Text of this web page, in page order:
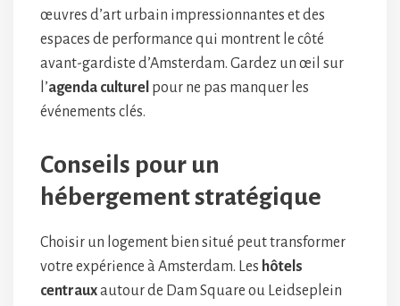
œuvres d’art urbain impressionnantes et des
espaces de performance qui montrent le côté
avant-gardiste d’Amsterdam. Gardez un œil sur
l’agenda culturel pour ne pas manquer les
événements clés.
Conseils pour un
hébergement stratégique
Choisir un logement bien situé peut transformer
votre expérience à Amsterdam. Les hôtels
centrauxautour de Dam Square ou Leidseplein